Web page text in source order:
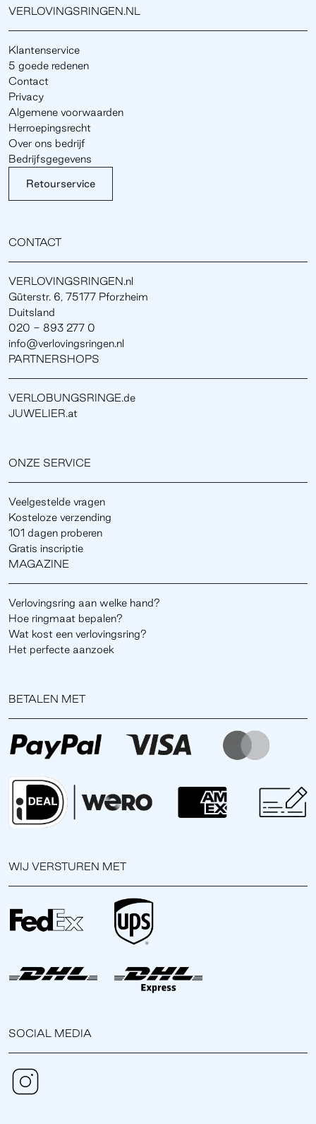
VERLOVINGSRINGEN.NL
Klantenservice
5 goede redenen
Contact
Privacy
Algemene voorwaarden
Herroepingsrecht
Over ons bedrijf
Bedrijfsgegevens
Retourservice
CONTACT
VERLOVINGSRINGEN.nl
Güterstr. 6, 75177 Pforzheim
Duitsland
020 - 893 277 0
info@verlovingsringen.nl
PARTNERSHOPS
VERLOBUNGSRINGE.de
JUWELIER.at
ONZE SERVICE
Veelgestelde vragen
Kosteloze verzending
101 dagen proberen
Gratis inscriptie
MAGAZINE
Verlovingsring aan welke hand?
Hoe ringmaat bepalen?
Wat kost een verlovingsring?
Het perfecte aanzoek
BETALEN MET
WIJ VERSTUREN MET
SOCIAL MEDIA